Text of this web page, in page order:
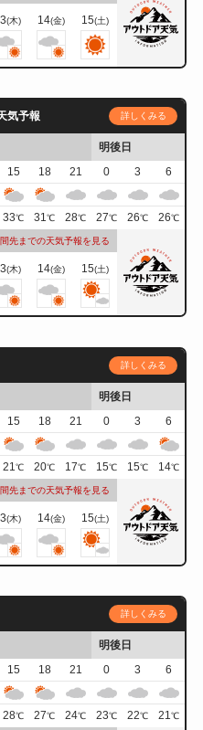
(木) 14(金) 15(土)
気予報 詳しくみる
明後日
15 18 21 0 3
6
33℃ 31℃ 28℃ 27℃ 26℃ 26℃
先までの天気予報を見る
(木) 14(金) 15(土)
詳しくみる
明後日
15 18 21 0 3
6
21℃ 20℃ 17℃ 15℃ 15℃ 14℃
先までの天気予報を見る
(木) 14(金) 15(土)
詳しくみる
明後日
15 18 21 0 3
6
28℃ 27℃ 24℃ 23℃ 22℃ 21℃